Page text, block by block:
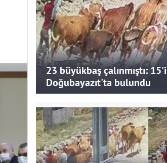
23 büyükbaş çalınmıştı: 15'i
Doğubayazıt'ta bulundu